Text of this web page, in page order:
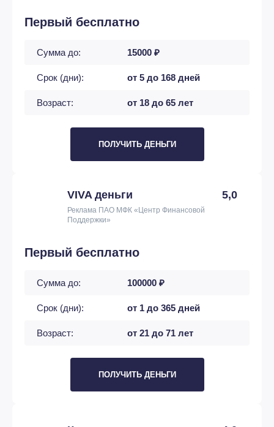
Первый бесплатно
Сумма до: 15000 ₽
Срок (дни): от 5 до 168 дней
Возраст: от 18 до 65 лет
ПОЛУЧИТЬ ДЕНЬГИ
VIVA деньги 5,0
Реклама ПАО МФК «Центр Финансовой
Поддержки»
Первый бесплатно
Сумма до: 100000 ₽
Срок (дни): от 1 до 365 дней
Возраст: от 21 до 71 лет
ПОЛУЧИТЬ ДЕНЬГИ